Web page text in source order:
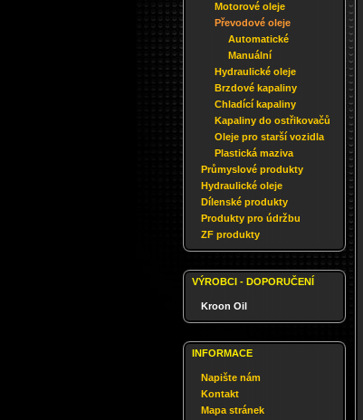
Motorové oleje
Převodové oleje
Automatické
Manuální
Hydraulické oleje
Brzdové kapaliny
Chladící kapaliny
Kapaliny do ostřikovačů
Oleje pro starší vozidla
Plastická maziva
Průmyslové produkty
Hydraulické oleje
Dílenské produkty
Produkty pro údržbu
ZF produkty
VÝROBCI - DOPORUČENÍ
Kroon Oil
INFORMACE
Napište nám
Kontakt
Mapa stránek